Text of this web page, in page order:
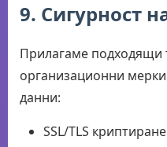
9. Сигурност
Прилагаме подходящи
организационни
данни:
SSL/TLS